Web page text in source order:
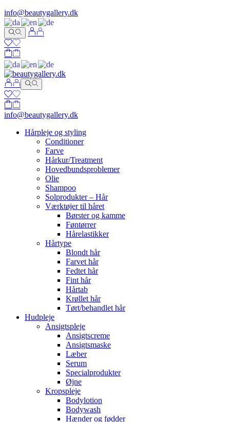
info@beautygallery.dk
info@beautygallery.dk
Hårpleje og styling
Conditioner
Farve
Hårkur/Treatment
Hovedbundsproblemer
Olie
Shampoo
Solprodukter – Hår
Værktøjer til håret
Børster og kamme
Føntørrer
Hårelastikker
Hårtype
Blondt hår
Farvet hår
Fedtet hår
Fint hår
Hårtab
Krøllet hår
Tørt/behandlet hår
Hudpleje
Ansigtspleje
Ansigtscreme
Ansigtsmaske
Læber
Serum
Specialprodukter
Øjne
Kropspleje
Bodylotion
Bodywash
Hænder og fødder